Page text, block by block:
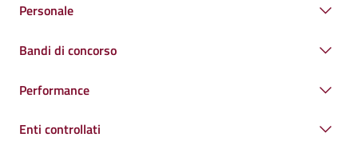
Personale
Bandi di concorso
Performance
Enti controllati